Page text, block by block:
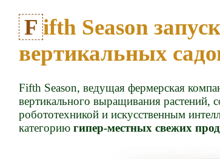
Fifth Season запускает новую программу
вертикальных
Fifth Season, ведущая фермерская
вертикального выращивания растений,
робототехникой и искусственным
категориюгипер-местных свежих